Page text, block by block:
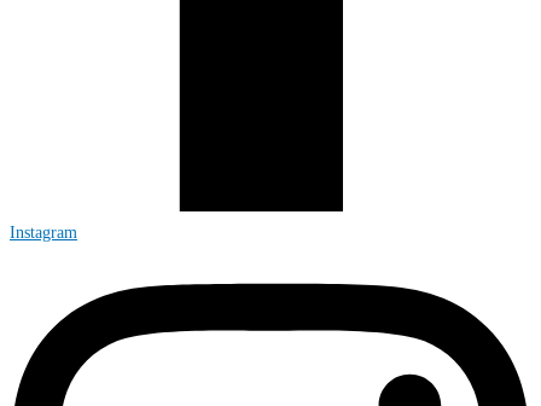
Instagram